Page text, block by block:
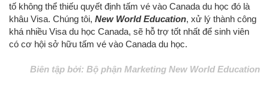
tố không thể thiếu quyết định tấm vé vào Canada du học đó là
khâu Visa. Chúng tôi, New World Education, xử lý thành công
khá nhiều Visa du học Canada, sẽ hỗ trợ tốt nhất để sinh viên
có cơ hội sở hữu tấm vé vào Canada du học.
Biên tập bởi: Bộ phận Marketing New World Education